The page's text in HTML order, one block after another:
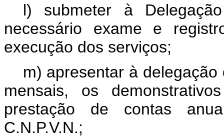
l) submeter à
necessário exame e
execução dos serviços;
m) apresentar à
mensais, os
prestação de contas
C.N.P.V.N.;